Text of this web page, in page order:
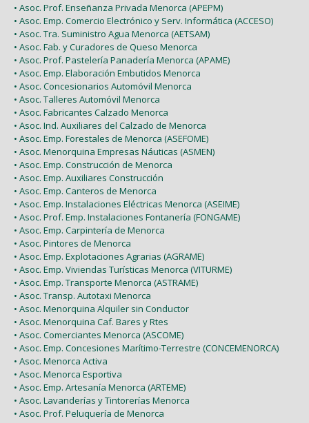
• Asoc. Prof. Enseñanza Privada Menorca (APEPM)
• Asoc. Emp. Comercio Electrónico y Serv. Informática (ACCESO)
• Asoc. Tra. Suministro Agua Menorca (AETSAM)
• Asoc. Fab. y Curadores de Queso Menorca
• Asoc. Prof. Pastelería Panadería Menorca (APAME)
• Asoc. Emp. Elaboración Embutidos Menorca
• Asoc. Concesionarios Automóvil Menorca
• Asoc. Talleres Automóvil Menorca
• Asoc. Fabricantes Calzado Menorca
• Asoc. Ind. Auxiliares del Calzado de Menorca
• Asoc. Emp. Forestales de Menorca (ASEFOME)
• Asoc. Menorquina Empresas Náuticas (ASMEN)
• Asoc. Emp. Construcción de Menorca
• Asoc. Emp. Auxiliares Construcción
• Asoc. Emp. Canteros de Menorca
• Asoc. Emp. Instalaciones Eléctricas Menorca (ASEIME)
• Asoc. Prof. Emp. Instalaciones Fontanería (FONGAME)
• Asoc. Emp. Carpintería de Menorca
• Asoc. Pintores de Menorca
• Asoc. Emp. Explotaciones Agrarias (AGRAME)
• Asoc. Emp. Viviendas Turísticas Menorca (VITURME)
• Asoc. Emp. Transporte Menorca (ASTRAME)
• Asoc. Transp. Autotaxi Menorca
• Asoc. Menorquina Alquiler sin Conductor
• Asoc. Menorquina Caf. Bares y Rtes
• Asoc. Comerciantes Menorca (ASCOME)
• Asoc. Emp. Concesiones Marítimo-Terrestre (CONCEMENORCA)
• Asoc. Menorca Activa
• Asoc. Menorca Esportiva
• Asoc. Emp. Artesanía Menorca (ARTEME)
• Asoc. Lavanderías y Tintorerías Menorca
• Asoc. Prof. Peluquería de Menorca